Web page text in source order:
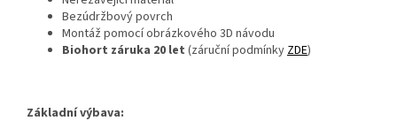
Bezúdržbový povrch
Montáž pomocí obrázkového 3D návodu
Biohort záruka 20 let (záruční podmínky ZDE)
Základní výbava: